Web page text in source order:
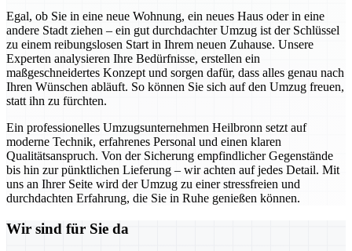
Egal, ob Sie in eine neue Wohnung, ein neues Haus oder in eine
andere Stadt ziehen – ein gut durchdachter Umzug ist der Schlüssel
zu einem reibungslosen Start in Ihrem neuen Zuhause. Unsere
Experten analysieren Ihre Bedürfnisse, erstellen ein
maßgeschneidertes Konzept und sorgen dafür, dass alles genau nach
Ihren Wünschen abläuft. So können Sie sich auf den Umzug freuen,
statt ihn zu fürchten.
Ein professionelles Umzugsunternehmen Heilbronn setzt auf
moderne Technik, erfahrenes Personal und einen klaren
Qualitätsanspruch. Von der Sicherung empfindlicher Gegenstände
bis hin zur pünktlichen Lieferung – wir achten auf jedes Detail. Mit
uns an Ihrer Seite wird der Umzug zu einer stressfreien und
durchdachten Erfahrung, die Sie in Ruhe genießen können.
Wir sind für Sie da